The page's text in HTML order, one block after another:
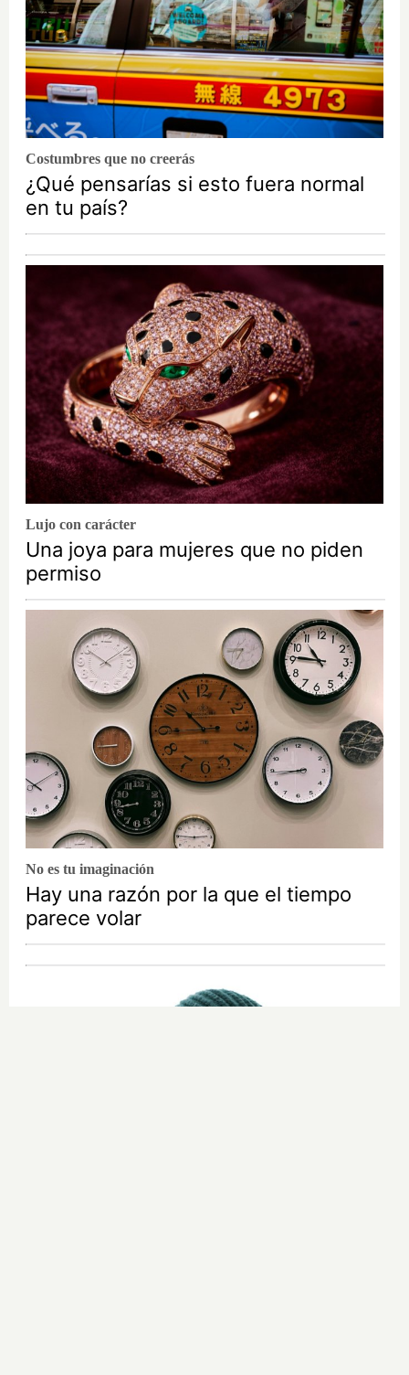
Costumbres que no creerás
¿Qué pensarías si esto fuera normal
en tu país?
Lujo con carácter
Una joya para mujeres que no piden
permiso
No es tu imaginación
Hay una razón por la que el tiempo
parece volar